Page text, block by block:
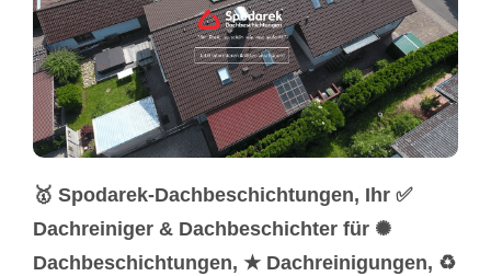
🥇 Spodarek-Dachbeschichtungen, Ihr ✅
Dachreiniger & Dachbeschichter für ✺
Dachbeschichtungen, ★ Dachreinigungen, ♻